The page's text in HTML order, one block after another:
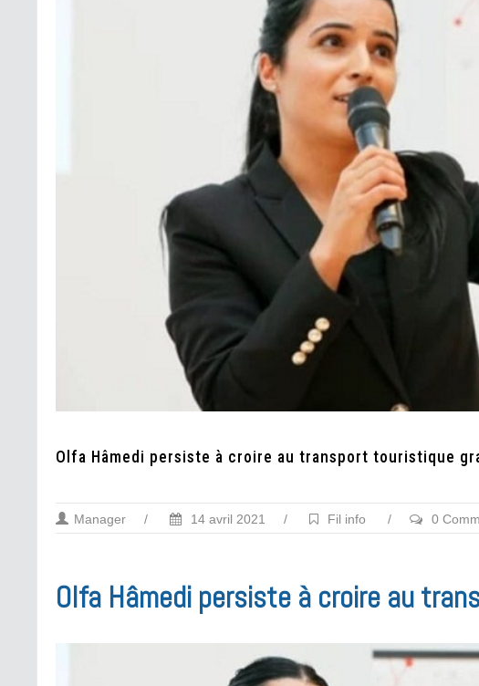
Olfa Hâmedi persiste à croire au transport touristique
Manager / 14 avril 2021 / Fil info / 0
Olfa Hâmedi persiste à croire au